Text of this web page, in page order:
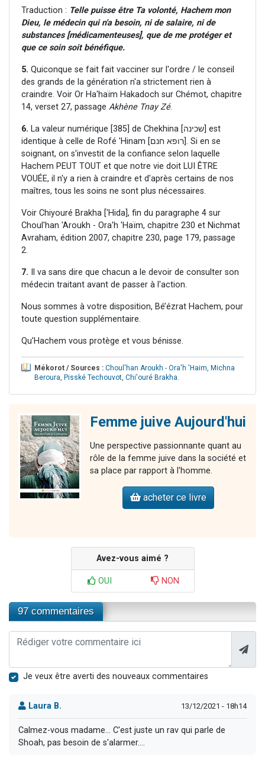
Traduction : Telle puisse être Ta volonté, Hachem mon
Dieu, le médecin qui n'a besoin, ni de salaire, ni de
substances [médicamenteuses], que de me protéger et
que ce soin soit bénéfique.
5. Quiconque se fait fait vacciner sur l'ordre / le conseil
des grands de la génération n'a strictement rien à
craindre. Voir Or Ha'haïm Hakadoch sur Chémot, chapitre
14, verset 27, passage Akhène Tnay Zé.
6. La valeur numérique [385] de Chekhina [שכינה] est
identique à celle de Rofé 'Hinam [רופא חנם]. Si en se
soignant, on s'investit de la confiance selon laquelle
Hachem PEUT TOUT et que notre vie doit LUI ÊTRE
VOUÉE, il n'y a rien à craindre et d'après certains de nos
maîtres, tous les soins ne sont plus nécessaires.
Voir Chiyouré Brakha ['Hida], fin du paragraphe 4 sur
Choul'han 'Aroukh - Ora'h 'Haïm, chapitre 230 et Nichmat
Avraham, édition 2007, chapitre 230, page 179, passage
2.
7. Il va sans dire que chacun a le devoir de consulter son
médecin traitant avant de passer à l'action.
Nous sommes à votre disposition, Bé’ézrat Hachem, pour
toute question supplémentaire.
Qu’Hachem vous protège et vous bénisse.
Mékorot / Sources : Choul'han Aroukh - Ora'h 'Haim, Michna
Beroura, Pisské Techouvot, Chi'ouré Brakha.
Femme juive Aujourd'hui
Une perspective passionnante quant au
rôle de la femme juive dans la société et
sa place par rapport à l'homme.
acheter ce livre
Avez-vous aimé ?
OUI NON
97 commentaires
Je veux être averti des nouveaux commentaires
Laura B. 13/12/2021 - 18h14
Calmez-vous madame... C'est juste un rav qui parle de
Shoah, pas besoin de s'alarmer....